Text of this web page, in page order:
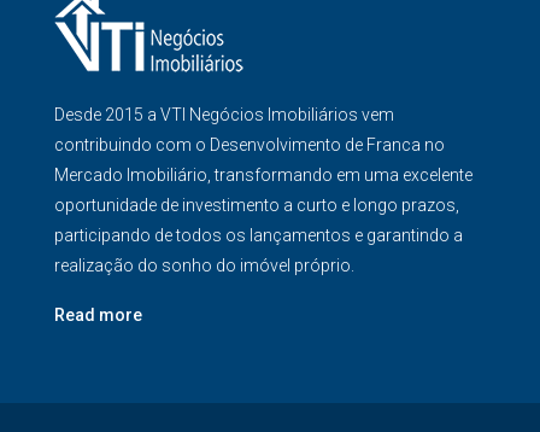
Desde 2015 a VTI Negócios Imobiliários vem
contribuindo com o Desenvolvimento de Franca no
Mercado Imobiliário, transformando em uma excelente
oportunidade de investimento a curto e longo prazos,
participando de todos os lançamentos e garantindo a
realização do sonho do imóvel próprio.
Read more